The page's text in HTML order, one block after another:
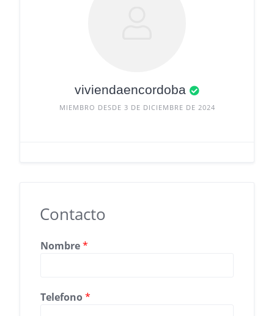
viviendaencordoba
MIEMBRO DESDE 3 DE DICIEMBRE DE 2024
Contacto
C
e
Nombre*
Telefono*